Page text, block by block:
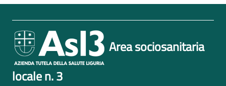
Area sociosanitaria
locale n. 3